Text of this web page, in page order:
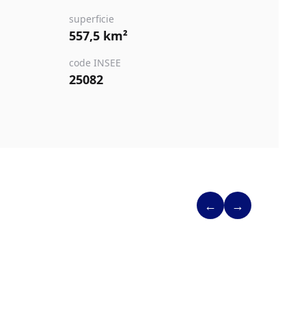
superficie
557,5 km²
code INSEE
25082
← →